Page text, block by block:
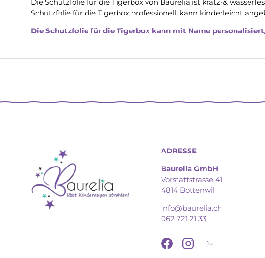
Die Schutzfolie für die Tigerbox von Baurelia ist kratz-&
Schutzfolie für die Tigerbox professionell, kann kinderleicht
Die Schutzfolie für die Tigerbox kann mit Name
ADRESSE
Baurelia GmbH
Vorstattstrasse 41
4814 Bottenwil
info@baurelia.ch
062 721 21 33
FacebookInstagram